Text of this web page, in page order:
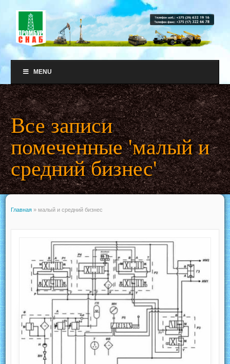
MENU
Все записи
помеченные 'малый и
средний бизнес'
Главная » малый и средний бизнес